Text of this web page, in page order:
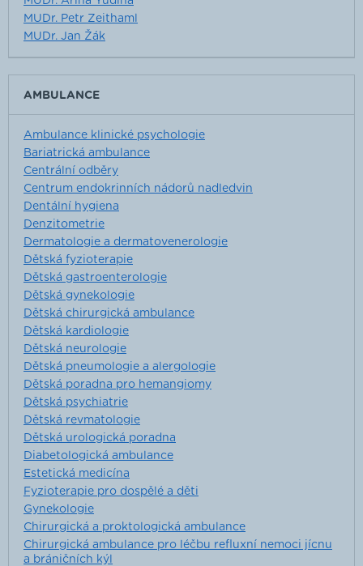
MUDr. Petr Zeithaml
MUDr. Jan Žák
AMBULANCE
Ambulance klinické psychologie
Bariatrická ambulance
Centrální odběry
Centrum endokrinních nádorů nadledvin
Dentální hygiena
Denzitometrie
Dermatologie a dermatovenerologie
Dětská fyzioterapie
Dětská gastroenterologie
Dětská gynekologie
Dětská chirurgická ambulance
Dětská kardiologie
Dětská neurologie
Dětská pneumologie a alergologie
Dětská poradna pro hemangiomy
Dětská psychiatrie
Dětská revmatologie
Dětská urologická poradna
Diabetologická ambulance
Estetická medicína
Fyzioterapie pro dospělé a děti
Gynekologie
Chirurgická a proktologická ambulance
Chirurgická ambulance pro léčbu refluxní nemoci jícnu
a bráničních kýl